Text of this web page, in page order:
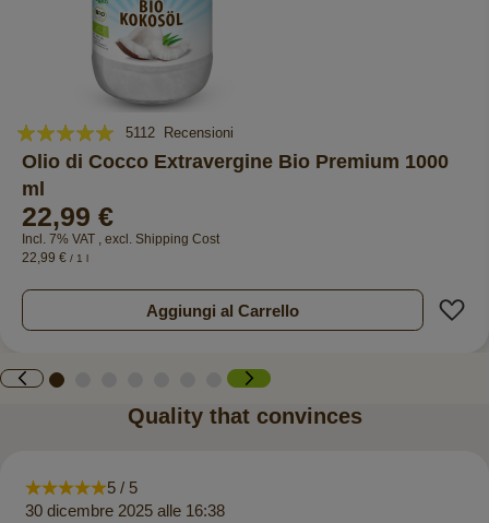
Valutazione:
99%
5112 Recensioni
Olio di Cocco Extravergine Bio Premium 1000
ml
22,99 €
Incl. 7% VAT excl. Shipping Cost
22,99 € / 1 l
Aggiungi al Carrello
Quality that convinces
5 / 5
30 dicembre 2025 alle 16:38